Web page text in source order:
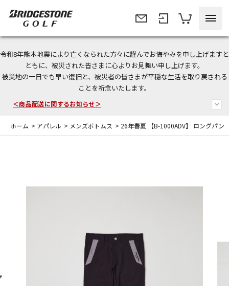
令和8年熊本地震により亡くなられた方々に謹んでお悔やみを申し上げますと
ともに、被災された皆さまに心よりお見舞い申し上げます。
被災地の一日でも早い復旧と、被災者の皆さまが平穏な生活を取り戻される
ことを祈念いたします。
＜夏季休暇中のご注文・発送・お問い合わせ＞
今なら新規会員登録で1,000円OFFクーポンプレゼント！
＜商品配送に関するお知らせ＞
ホーム > アパレル > メンズボトムス > 26年春夏 【B-1000ADV】 ロングパン